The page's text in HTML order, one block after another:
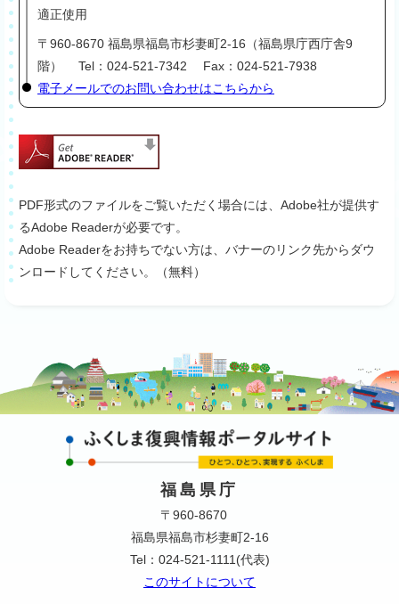
適正使用
〒960-8670 福島県福島市杉妻町2-16（福島県庁西庁舎9
階） Tel：024-521-7342 Fax：024-521-7938
電子メールでのお問い合わせはこちらから
PDF形式のファイルをご覧いただく場合には、Adobe社が提供す
るAdobe Readerが必要です。
Adobe Readerをお持ちでない方は、バナーのリンク先からダウ
ンロードしてください。（無料）
福島県庁
〒960-8670
福島県福島市杉妻町2-16
Tel：024-521-1111(代表)
このサイトについて